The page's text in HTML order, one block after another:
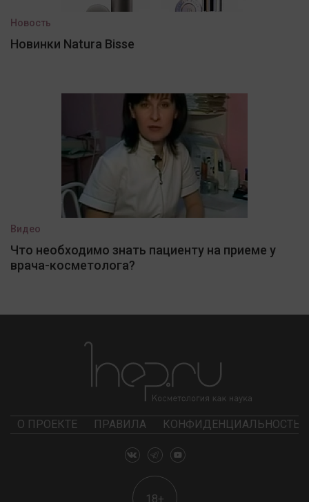
Новость
Новинки Natura Bisse
Видео
Что необходимо знать пациенту на приеме у
врача-косметолога?
О ПРОЕКТЕ ПРАВИЛА КОНФИДЕНЦИАЛЬНОСТЬ
18+